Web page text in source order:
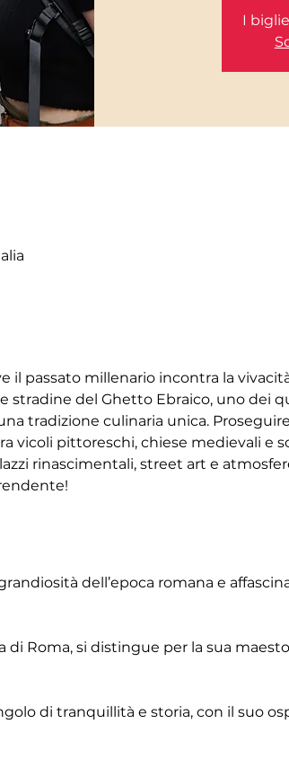
I
il passato millenario incontra la
stradine del Ghetto Ebraico, uno dei
tradizione culinaria unica.
vicoli pittoreschi, chiese medievali e
rinascimentali, street art e
dell’epoca romana e
Roma, si distingue per la sua
di tranquillità e storia, con il suo